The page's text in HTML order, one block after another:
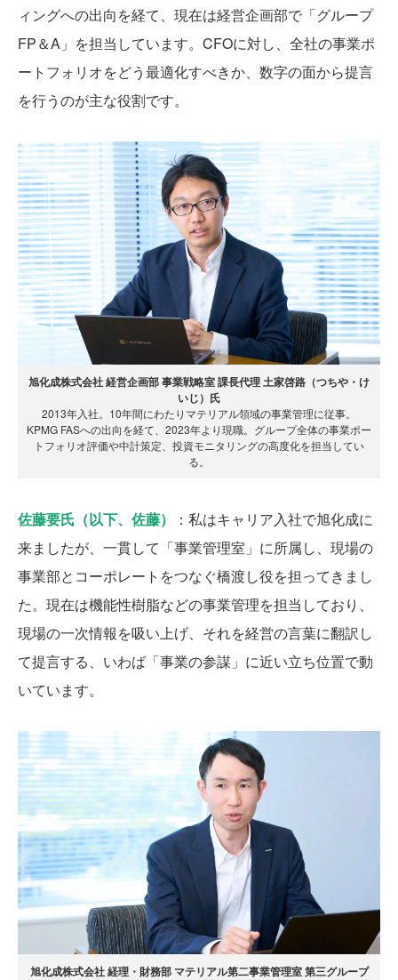
ィングへの出向を経て、現在は経営企画部で「グループ
FP＆A」を担当しています。CFOに対し、全社の事業ポ
ートフォリオをどう最適化すべきか、数字の面から提言
を行うのが主な役割です。
旭化成株式会社 経営企画部 事業戦略室 課長代理 土家啓路（つちや・け
いじ）氏
2013年入社。10年間にわたりマテリアル領域の事業管理に従事。
KPMG FASへの出向を経て、2023年より現職。グループ全体の事業ポー
トフォリオ評価や中計策定、投資モニタリングの高度化を担当してい
る。
佐藤要氏（以下、佐藤）
：私はキャリア入社で旭化成に
来ましたが、一貫して「事業管理室」に所属し、現場の
事業部とコーポレートをつなぐ橋渡し役を担ってきまし
た。現在は機能性樹脂などの事業管理を担当しており、
現場の一次情報を吸い上げ、それを経営の言葉に翻訳し
て提言する、いわば「事業の参謀」に近い立ち位置で動
いています。
旭化成株式会社 経理・財務部 マテリアル第二事業管理室 第三グループ